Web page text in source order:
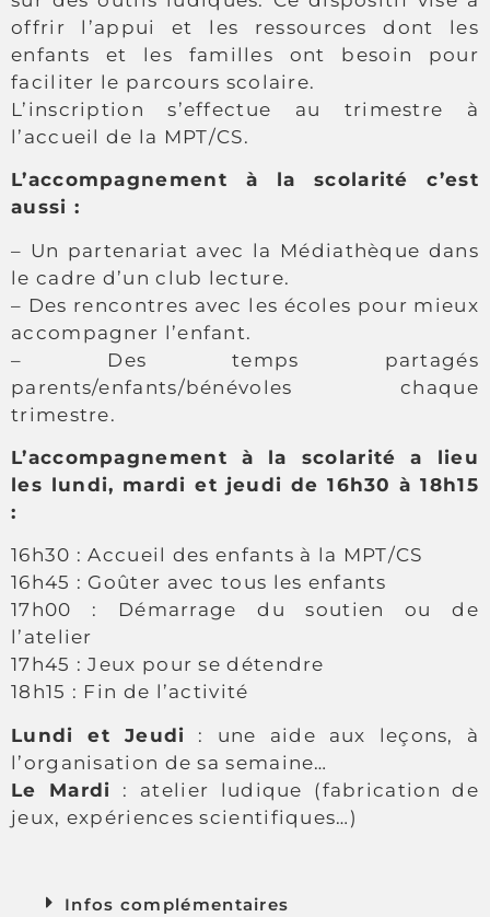
offrir l’appui et les ressources dont les
enfants et les familles ont besoin pour
faciliter le parcours scolaire.
L’inscription s’effectue au trimestre à
l’accueil de la MPT/CS.
L’accompagnement à la scolarité c’est
aussi :
– Un partenariat avec la Médiathèque dans
le cadre d’un club lecture.
– Des rencontres avec les écoles pour mieux
accompagner l’enfant.
– Des temps partagés
parents/enfants/bénévoles chaque
trimestre.
L’accompagnement à la scolarité a lieu
les lundi, mardi et jeudi de 16h30 à 18h15
:
16h30 : Accueil des enfants à la MPT/CS
16h45 : Goûter avec tous les enfants
17h00 : Démarrage du soutien ou de
l’atelier
17h45 : Jeux pour se détendre
18h15 : Fin de l’activité
Lundi et Jeudi
: une aide aux leçons, à
l’organisation de sa semaine…
Le Mardi
: atelier ludique (fabrication de
jeux, expériences scientifiques…)
Infos complémentaires